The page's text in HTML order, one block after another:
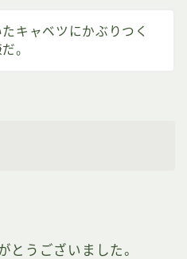
キャベツにかぶりつく
。
とうございました。